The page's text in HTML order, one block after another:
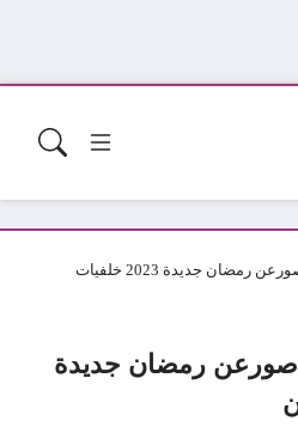
ادعية رمضان 2023 صورعن رمضان جديدة 2023 خلفيات
ادعية رمضان 2023 صورعن رمضان جديدة